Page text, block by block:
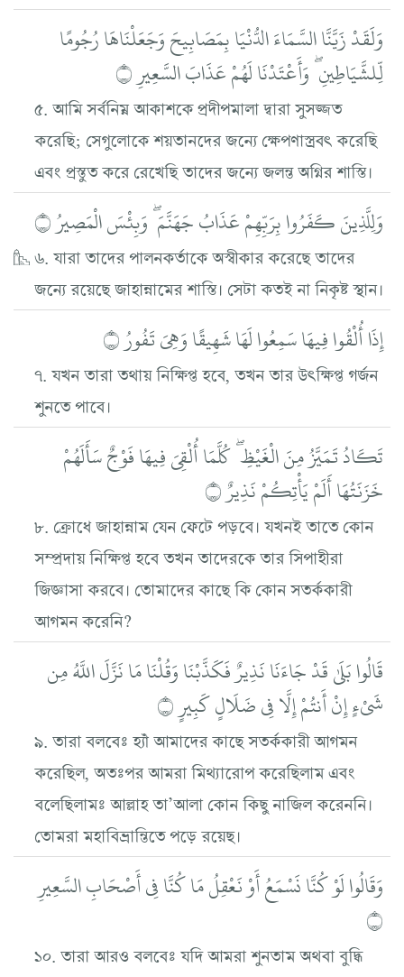
وَلَقَدْ زَيَّنَّا السَّمَاءَ الدُّنْيَا بِمَصَابِيحَ وَجَعَلْنَاهَا رُجُومًا
لِّلشَّيَاطِينِ ۖ وَأَعْتَدْنَا لَهُمْ عَذَابَ السَّعِيرِ ۝
৫. আমি সর্বনিম্ন আকাশকে প্রদীপমালা দ্বারা সুসজ্জত
করেছি; সেগুলোকে শয়তানদের জন্যে ক্ষেপণাস্ত্রবৎ করেছি
এবং প্রস্তুত করে রেখেছি তাদের জন্যে জলন্ত অগ্নির শাস্তি।
وَلِلَّذِينَ كَفَرُوا بِرَبِّهِمْ عَذَابُ جَهَنَّمَ ۖ وَبِئْسَ الْمَصِيرُ ۝
৬. যারা তাদের পালনকর্তাকে অস্বীকার করেছে তাদের
জন্যে রয়েছে জাহান্নামের শাস্তি। সেটা কতই না নিকৃষ্ট স্থান।
إِذَا أُلْقُوا فِيهَا سَمِعُوا لَهَا شَهِيقًا وَهِيَ تَفُورُ ۝
৭. যখন তারা তথায় নিক্ষিপ্ত হবে, তখন তার উৎক্ষিপ্ত গর্জন
শুনতে পাবে।
تَكَادُ تَمَيَّزُ مِنَ الْغَيْظِ ۖ كُلَّمَا أُلْقِيَ فِيهَا فَوْجٌ سَأَلَهُمْ
خَزَنَتُهَا أَلَمْ يَأْتِكُمْ نَذِيرٌ ۝
৮. ক্রোধে জাহান্নাম যেন ফেটে পড়বে। যখনই তাতে কোন
সম্প্রদায় নিক্ষিপ্ত হবে তখন তাদেরকে তার সিপাহীরা
জিজ্ঞাসা করবে। তোমাদের কাছে কি কোন সতর্ককারী
আগমন করেনি?
قَالُوا بَلَىٰ قَدْ جَاءَنَا نَذِيرٌ فَكَذَّبْنَا وَقُلْنَا مَا نَزَّلَ اللَّهُ مِن
شَيْءٍ إِنْ أَنتُمْ إِلَّا فِي ضَلَالٍ كَبِيرٍ ۝
৯. তারা বলবেঃ হ্যাঁ আমাদের কাছে সতর্ককারী আগমন
করেছিল, অতঃপর আমরা মিথ্যারোপ করেছিলাম এবং
বলেছিলামঃ আল্লাহ তা’আলা কোন কিছু নাজিল করেননি।
তোমরা মহাবিভ্রান্তিতে পড়ে রয়েছ।
وَقَالُوا لَوْ كُنَّا نَسْمَعُ أَوْ نَعْقِلُ مَا كُنَّا فِي أَصْحَابِ السَّعِيرِ
۝
১০. তারা আরও বলবেঃ যদি আমরা শুনতাম অথবা বুদ্ধি